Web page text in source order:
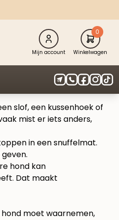
Mijn account
0
Winkelwagen
slof, een kussenhoek of
mist er iets anders,
in een snuffelmat.
hond kan
Dat maakt
moet waarnemen,